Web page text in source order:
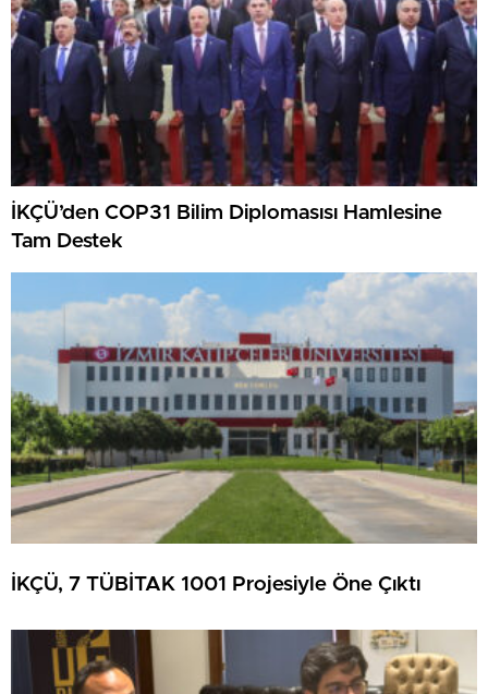
İKÇÜ’den COP31 Bilim Diplomasısı Hamlesine
Tam Destek
İKÇÜ, 7 TÜBİTAK 1001 Projesiyle Öne Çıktı